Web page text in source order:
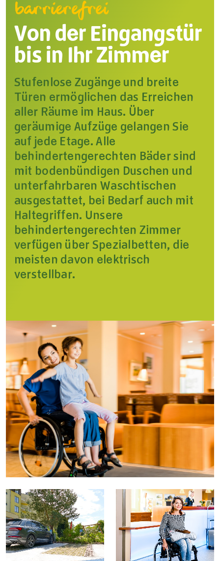
barrierefrei
Von der Eingangstür
bis in Ihr Zimmer
Stufenlose Zugänge und breite
Türen ermöglichen das Erreichen
aller Räume im Haus. Über
geräumige Aufzüge gelangen Sie
auf jede Etage. Alle
behindertengerechten Bäder sind
mit bodenbündigen Duschen und
unterfahrbaren Waschtischen
ausgestattet, bei Bedarf auch mit
Haltegriffen. Unsere
behindertengerechten Zimmer
verfügen über Spezialbetten, die
meisten davon elektrisch
verstellbar.